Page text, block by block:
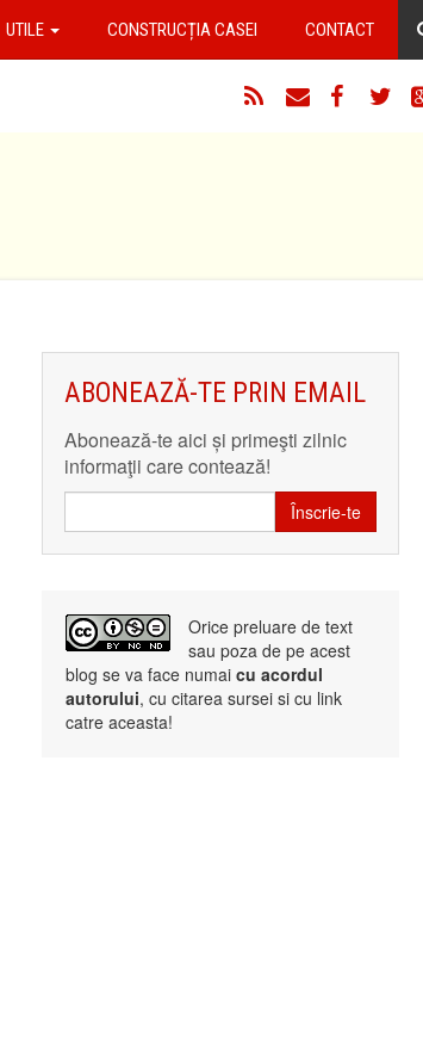
UTILE CONSTRUCȚIA CASEI CONTACT
ABONEAZĂ-TE PRIN EMAIL
Abonează-te aici și primeşti zilnic
informaţii care contează!
Înscrie-te
Orice preluare de text
sau poza de pe acest
blog se va face numai cu acordul
autorului, cu citarea sursei si cu link
catre aceasta!